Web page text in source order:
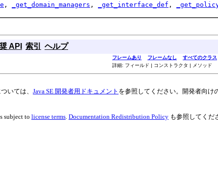
, _get_domain_managers , _get_interface_def ,
API 索引 ヘルプ
フレームあり フレームなし
すべてのクラス
詳細: フィールド | コンストラクタ | メソッド
いては、 Java SE 開発者用ドキュメント を参照してください。開発者向け
subject to license terms Documentation Redistribution Policy も参照してくだ